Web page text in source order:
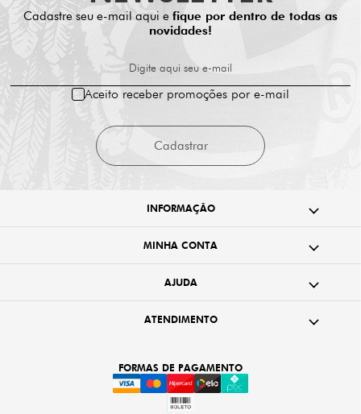
Cadastre seu e-mail aqui e fique por dentro de todas as
novidades!
Digite aqui seu e-mail
Cadastrar
Aceito receber promoções por e-mail
INFORMAÇÃO
MINHA CONTA
AJUDA
ATENDIMENTO
FORMAS DE PAGAMENTO